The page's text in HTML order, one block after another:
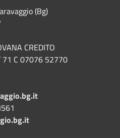
(Bg)
CREDITO
71 C 07076 52770